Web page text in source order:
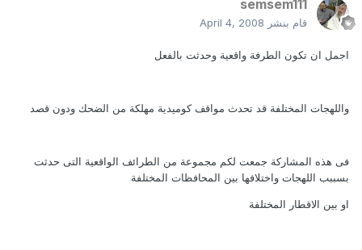
semsem111
قام بنشر April 4, 2008
اجمل ان تكون الطرفة واقعية وحدثت بالفعل
واللهجات المختلفة قد تحدث مواقف كوميدية مهلكة من الضحك ودون قصد
فى هذه المشاركة جمعت لكم مجموعة من الطرائف الواقعية التى حدثت
بسببب اللهجات واختلافها بين المحافظات المختلفة
او بين الاقطار المختلفة